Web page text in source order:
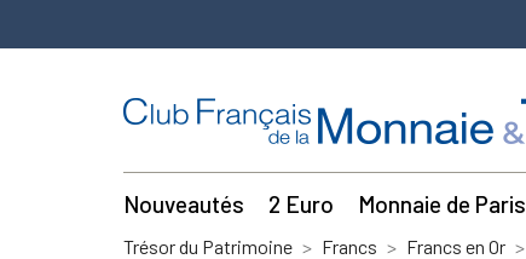
Nouveautés 2 Euro Monnaie de Paris
Trésor du Patrimoine Francs Francs en Or